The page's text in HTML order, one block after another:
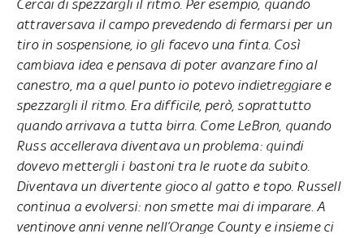
Cercai di spezzargli il ritmo. Per esempio, quando
attraversava il campo prevedendo di fermarsi per un
tiro in sospensione, io gli facevo una finta. Così
cambiava idea e pensava di poter avanzare fino al
canestro, ma a quel punto io potevo indietreggiare e
spezzargli il ritmo. Era difficile, però, soprattutto
quando arrivava a tutta birra. Come LeBron, quando
Russ accellerava diventava un problema: quindi
dovevo mettergli i bastoni tra le ruote da subito.
Diventava un divertente gioco al gatto e topo. Russell
continua a evolversi: non smette mai di imparare. A
ventinove anni venne nell’Orange County e insieme ci